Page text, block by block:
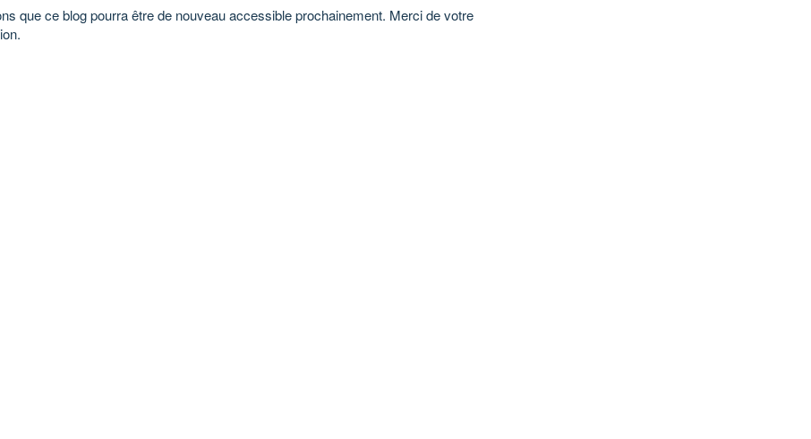
que ce blog pourra être de nouveau accessible prochainement. Merci de votre